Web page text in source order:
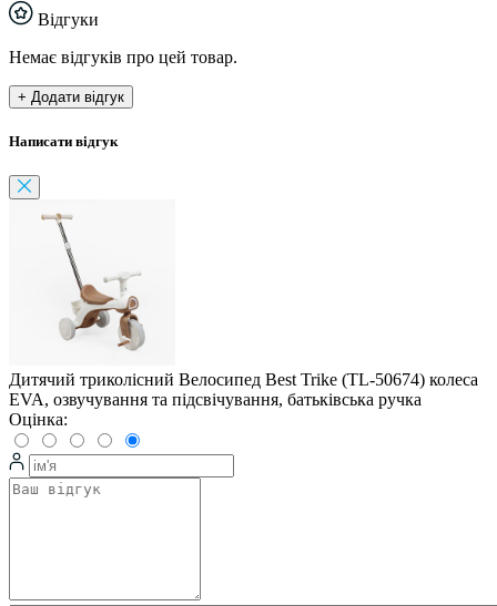
Відгуки
Немає відгуків про цей товар.
+ Додати відгук
Написати відгук
Дитячий триколісний Велосипед Best Trike (TL-50674) колеса
EVA, озвучування та підсвічування, батьківська ручка
Оцінка: